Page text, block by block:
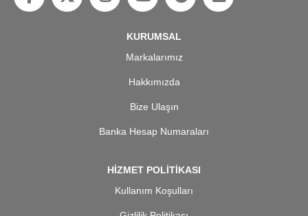
KURUMSAL
Markalarımız
Hakkımızda
Bize Ulaşın
Banka Hesap Numaraları
HİZMET POLİTİKASI
Kullanım Koşulları